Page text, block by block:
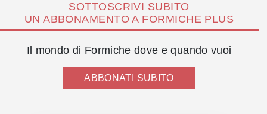
SOTTOSCRIVI SUBITO
UN ABBONAMENTO A FORMICHE PLUS
Il mondo di Formiche dove e quando vuoi
ABBONATI SUBITO